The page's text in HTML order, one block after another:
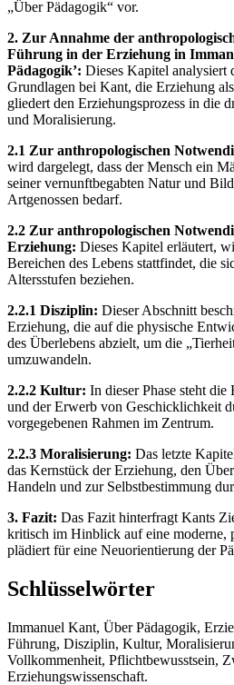
„Über Pädagogik“ vor.
2. Zur Annahme der
Führung in der Erziehung in
Pädagogik’: Dieses Kapitel analysiert
Grundlagen bei Kant, die Erziehung
gliedert den Erziehungsprozess in die
und Moralisierung.
2.1 Zur anthropologischen
wird dargelegt, dass der Mensch ein
seiner vernunftbegabten Natur und
Artgenossen bedarf.
2.2 Zur anthropologischen
Erziehung: Dieses Kapitel erläutert,
Bereichen des Lebens stattfindet, die
Altersstufen beziehen.
2.2.1 Disziplin: Dieser Abschnitt
Erziehung, die auf die physische
des Überlebens abzielt, um die
umzuwandeln.
2.2.2 Kultur: In dieser Phase steht
und der Erwerb von Geschicklichkeit
vorgegebenen Rahmen im Zentrum.
2.2.3 Moralisierung: Das letzte
das Kernstück der Erziehung, den
Handeln und zur Selbstbestimmung
3. Fazit: Das Fazit hinterfragt Kants
kritisch im Hinblick auf eine moderne,
plädiert für eine Neuorientierung der
Schlüsselwörter
Immanuel Kant, Über Pädagogik,
Führung, Disziplin, Kultur,
Vollkommenheit, Pflichtbewusstsein,
Erziehungswissenschaft.